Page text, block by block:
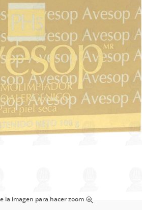
la imagen para hacer zoom